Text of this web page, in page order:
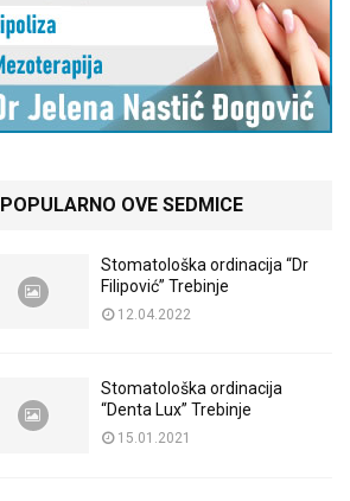
POPULARNO OVE SEDMICE
Stomatološka ordinacija “Dr
Filipović” Trebinje
12.04.2022
Stomatološka ordinacija
“Denta Lux” Trebinje
15.01.2021